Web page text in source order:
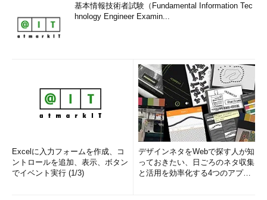
基本情報技術者試験（Fundamental Information Tec
hnology Engineer Examin...
Excelに入力フォームを作成、コ
ントロールを追加、表示、ボタン
でイベント実行 (1/3)
デザインネタをWebで探す人が知
っておきたい、日ごろのネタ収集
と活用を効率化する4つのアプリ